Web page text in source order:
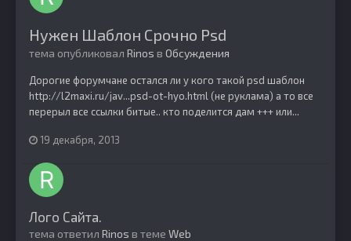
Нужен Шаблон Срочно Psd
тема опубликовал Rinos в Обсуждения
Дорогие форумчане остался ли у кого такой psd шаблон
http://l2maxi.ru/jav...psd-ot-hyo.html (не руклама) а то все
перерыл все ссылки битые.. кто поделится дам +++ или...
19 декабря, 2013
Лого Сайта.
тема ответил Rinos в теме Web